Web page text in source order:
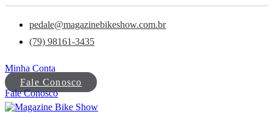
pedale@magazinebikeshow.com.br
(79) 98161-3435
Minha Conta
Fale Conosco
Fale Conosco